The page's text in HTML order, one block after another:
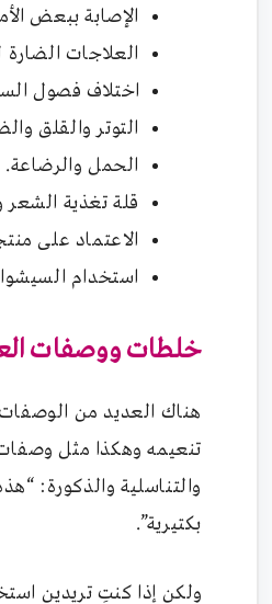
الإصابة ببعض
العلاجات
اختلاف فصول
التوتر والقلق
الحمل والرضاعة.
قلة تغذية الشعر
الاعتماد على
استخدام
خلطات ووصفات
تنعيمه وهكذا مثل
والتناسلية والذكورة:
بكتيرية”.
ولكن إذا كنتِ تريدين